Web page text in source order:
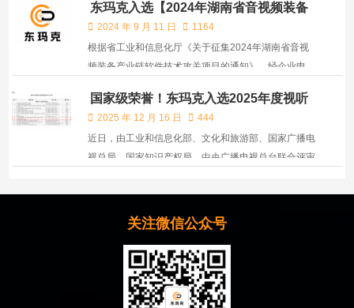
东玛克入选【2024年湖南省音视频装备
产业链软件技术攻关项目名单】
2024 年 9 月 11 日
1164
根据省工业和信息化厅《关于征集2024年湖南省音视
频装备产业链软件技术攻关项目的通知》，经企业申
装备产业链软件技术攻关项目，现予以公示。如有异
议，请于公示期内以书面形式实名反映。
国家级荣誉！东玛克入选2025年度视听
系统典型案例
2025 年 12 月 16 日
444
近日，由工业和信息化部、文化和旅游部、国家广播电
视总局、国家知识产权局、中央广播电视总台联合评审
全国仅86家。东玛克申报的【基于远场感知和“5A”智能
音频算法的智慧无感拾扩声系统——营造教学健康声环
境】凭借技...
关注微信公众号